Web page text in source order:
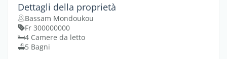
Dettagli della proprietà
Bassam Mondoukou
Fr 300000000
4 Camere da letto
5 Bagni